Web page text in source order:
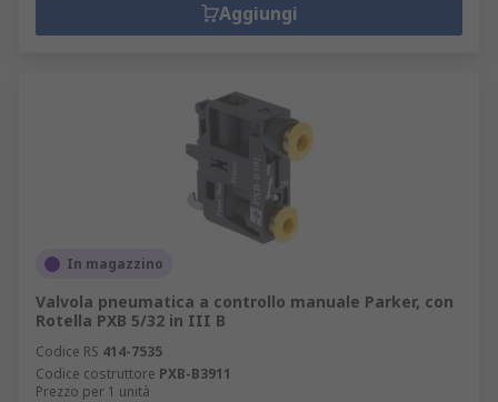
Aggiungi
In magazzino
Valvola pneumatica a controllo manuale Parker, con
Rotella PXB 5/32 in III B
Codice RS 414-7535
Codice costruttore PXB-B3911
Prezzo per 1 unità